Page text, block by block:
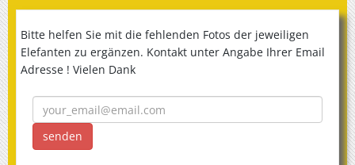
Bitte helfen Sie mit die fehlenden Fotos der jeweiligen
Elefanten zu ergänzen. Kontakt unter Angabe Ihrer Email
Adresse ! Vielen Dank